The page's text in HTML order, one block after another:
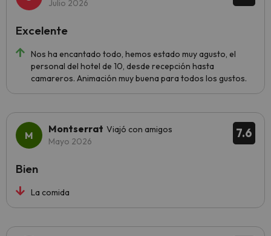
Julio 2026
Nos ha encantado todo, hemos estado muy agusto, el
personal del hotel de 10, desde recepción hasta
camareros. Animación muy buena para todos los gustos.
Excelente
7.6
Montserrat Viajó con amigos
Mayo 2026
La comida
Bien